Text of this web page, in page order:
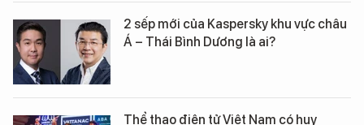
2 sếp mới của Kaspersky khu vực châu
Á – Thái Bình Dương là ai?
Thể thao điện tử Việt Nam có huy